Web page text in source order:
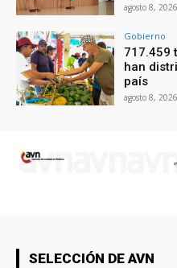
agosto 8, 2026
Gobierno
717.459
han
país
agosto 8, 2026
SELECCIÓN DE AVN